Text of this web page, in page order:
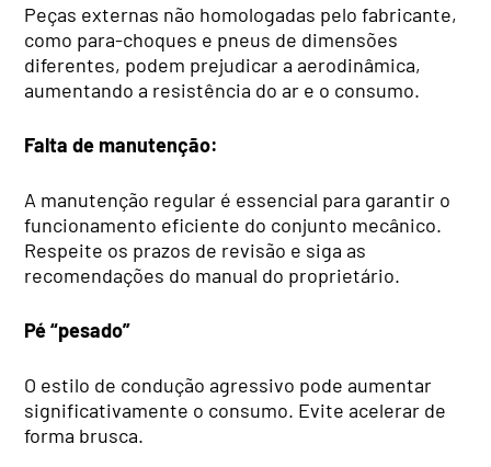
Peças externas não homologadas pelo fabricante,
como para-choques e pneus de dimensões
diferentes, podem prejudicar a aerodinâmica,
aumentando a resistência do ar e o consumo.
Falta de manutenção:
A manutenção regular é essencial para garantir o
funcionamento eficiente do conjunto mecânico.
Respeite os prazos de revisão e siga as
recomendações do manual do proprietário.
Pé “pesado”
O estilo de condução agressivo pode aumentar
significativamente o consumo. Evite acelerar de
forma brusca.